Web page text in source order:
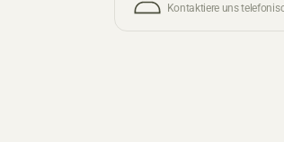
Kontaktiere uns